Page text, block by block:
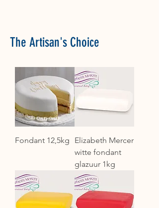
The Artisan's Choice
Fondant 12,5kg
Elizabeth Mercer
witte fondant
glazuur 1kg